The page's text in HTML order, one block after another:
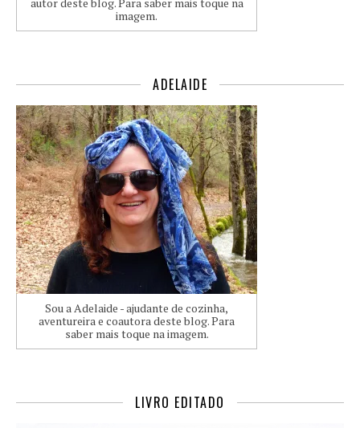
imagem.
ADELAIDE
Sou a Adelaide - ajudante de cozinha,
aventureira e coautora deste blog. Para
saber mais toque na imagem.
LIVRO EDITADO